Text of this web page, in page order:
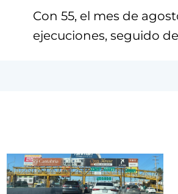
Con 55, el mes de
ejecuciones, seguido